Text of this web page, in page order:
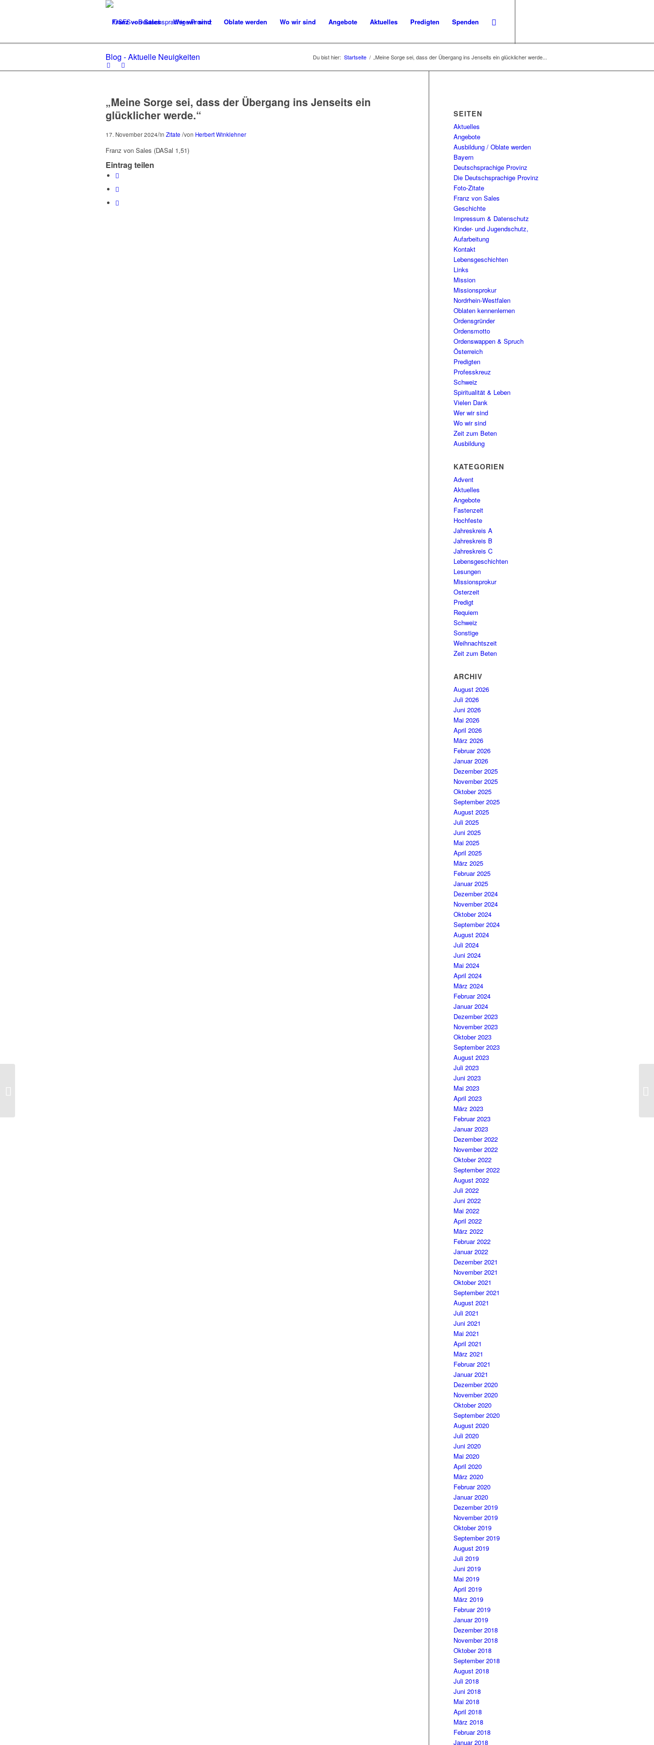
Franz von Sales Wer wir sind Oblate werden Wo wir sind Angebote Aktuelles Predigten Spenden
Blog - Aktuelle Neuigkeiten Du bist hier: Startseite / „Meine Sorge sei, dass der Übergang ins Jenseits ein glücklicher werde...
„Meine Sorge sei, dass der Übergang ins Jenseits ein
glücklicher werde.“
17. November 2024/in Zitate /von Herbert Winklehner
Franz von Sales (DASal 1,51)
Eintrag teilen
SEITEN
Aktuelles
Angebote
Ausbildung / Oblate werden
Bayern
Deutschsprachige Provinz
Die Deutschsprachige Provinz
Foto-Zitate
Franz von Sales
Geschichte
Impressum & Datenschutz
Kinder- und Jugendschutz,
Aufarbeitung
Kontakt
Lebensgeschichten
Links
Mission
Missionsprokur
Nordrhein-Westfalen
Oblaten kennenlernen
Ordensgründer
Ordensmotto
Ordenswappen & Spruch
Österreich
Predigten
Professkreuz
Schweiz
Spiritualität & Leben
Vielen Dank
Wer wir sind
Wo wir sind
Zeit zum Beten
Ausbildung
KATEGORIEN
Advent
Aktuelles
Angebote
Fastenzeit
Hochfeste
Jahreskreis A
Jahreskreis B
Jahreskreis C
Lebensgeschichten
Lesungen
Missionsprokur
Osterzeit
Predigt
Requiem
Schweiz
Sonstige
Weihnachtszeit
Zeit zum Beten
ARCHIV
August 2026
Juli 2026
Juni 2026
Mai 2026
April 2026
März 2026
Februar 2026
Januar 2026
Dezember 2025
November 2025
Oktober 2025
September 2025
August 2025
Juli 2025
Juni 2025
Mai 2025
April 2025
März 2025
Februar 2025
Januar 2025
Dezember 2024
November 2024
Oktober 2024
September 2024
August 2024
Juli 2024
Juni 2024
Mai 2024
April 2024
März 2024
Februar 2024
Januar 2024
Dezember 2023
November 2023
Oktober 2023
September 2023
August 2023
Juli 2023
Juni 2023
Mai 2023
April 2023
März 2023
Februar 2023
Januar 2023
Dezember 2022
November 2022
Oktober 2022
September 2022
August 2022
Juli 2022
Juni 2022
Mai 2022
April 2022
März 2022
Februar 2022
Januar 2022
Dezember 2021
November 2021
Oktober 2021
September 2021
August 2021
Juli 2021
Juni 2021
Mai 2021
April 2021
März 2021
Februar 2021
Januar 2021
Dezember 2020
November 2020
Oktober 2020
September 2020
August 2020
Juli 2020
Juni 2020
Mai 2020
April 2020
März 2020
Februar 2020
Januar 2020
Dezember 2019
November 2019
Oktober 2019
September 2019
August 2019
Juli 2019
Juni 2019
Mai 2019
April 2019
März 2019
Februar 2019
Januar 2019
Dezember 2018
November 2018
Oktober 2018
September 2018
August 2018
Juli 2018
Juni 2018
Mai 2018
April 2018
März 2018
Februar 2018
Januar 2018